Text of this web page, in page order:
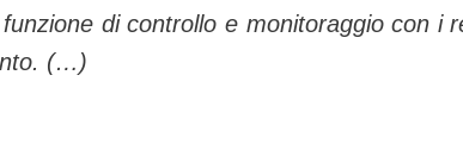
di controllo e monitoraggio con i
(…)